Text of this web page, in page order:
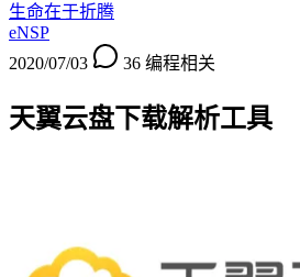
生命在于折腾
eNSP
2020/07/03
36 编程相关
天翼云盘下载解析工具